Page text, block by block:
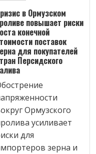
в Ормузском
повышает риски
конечной
поставок
для покупателей
Персидского
Ормузского
усиливает
для
зерна и